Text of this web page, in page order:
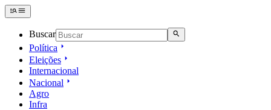
Buscar
Política
Eleições
Internacional
Nacional
Agro
Infra